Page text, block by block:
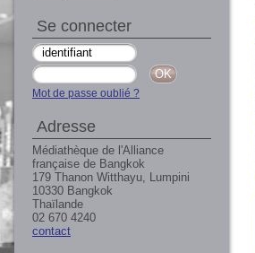
Se connecter
Mot de passe oublié ?
Adresse
Médiathèque de l'Alliance
française de Bangkok
179 Thanon Witthayu, Lumpini
10330 Bangkok
Thaïlande
02 670 4240
contact